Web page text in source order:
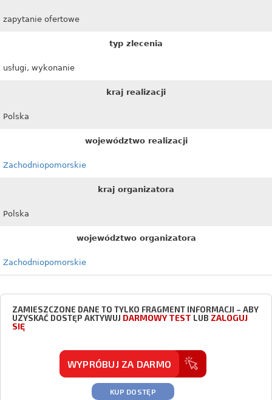
zapytanie ofertowe
typ zlecenia
usługi, wykonanie
kraj realizacji
Polska
województwo realizacji
Zachodniopomorskie
kraj organizatora
Polska
województwo organizatora
Zachodniopomorskie
ZAMIESZCZONE DANE TO TYLKO FRAGMENT INFORMACJI – ABY
UZYSKAĆ DOSTĘP AKTYWUJ DARMOWY TEST LUB ZALOGUJ
SIĘ
WYPRÓBUJ ZA DARMO
KUP DOSTĘP